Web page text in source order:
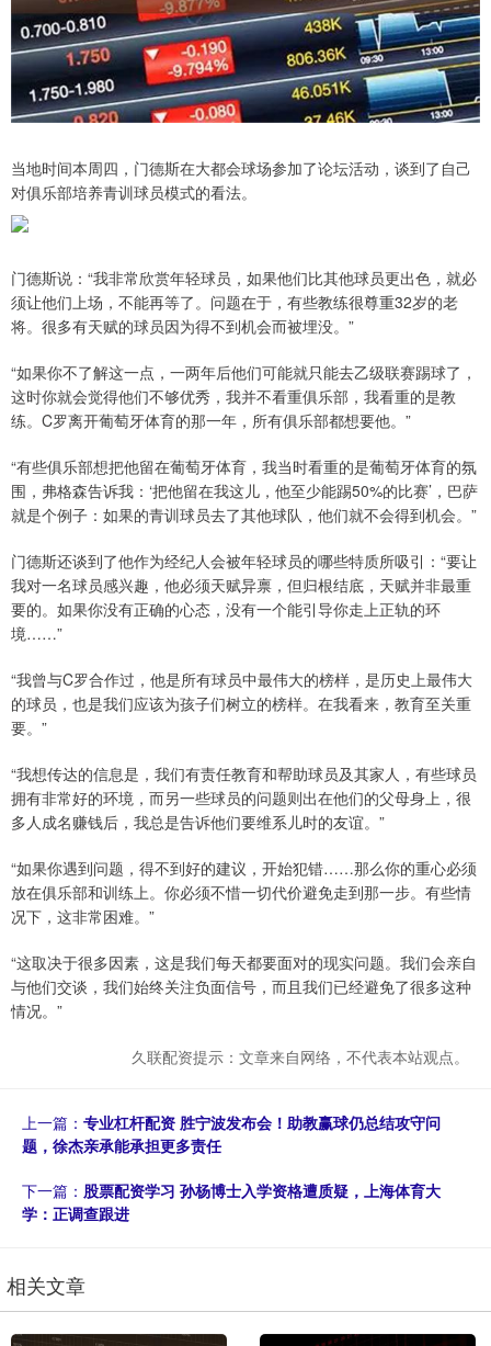
当地时间本周四，门德斯在大都会球场参加了论坛活动，谈到了自己
对俱乐部培养青训球员模式的看法。
门德斯说：“我非常欣赏年轻球员，如果他们比其他球员更出色，就必
须让他们上场，不能再等了。问题在于，有些教练很尊重32岁的老
将。很多有天赋的球员因为得不到机会而被埋没。”
“如果你不了解这一点，一两年后他们可能就只能去乙级联赛踢球了，
这时你就会觉得他们不够优秀，我并不看重俱乐部，我看重的是教
练。C罗离开葡萄牙体育的那一年，所有俱乐部都想要他。”
“有些俱乐部想把他留在葡萄牙体育，我当时看重的是葡萄牙体育的氛
围，弗格森告诉我：‘把他留在我这儿，他至少能踢50%的比赛’，巴萨
就是个例子：如果的青训球员去了其他球队，他们就不会得到机会。”
门德斯还谈到了他作为经纪人会被年轻球员的哪些特质所吸引：“要让
我对一名球员感兴趣，他必须天赋异禀，但归根结底，天赋并非最重
要的。如果你没有正确的心态，没有一个能引导你走上正轨的环
境……”
“我曾与C罗合作过，他是所有球员中最伟大的榜样，是历史上最伟大
的球员，也是我们应该为孩子们树立的榜样。在我看来，教育至关重
要。”
“我想传达的信息是，我们有责任教育和帮助球员及其家人，有些球员
拥有非常好的环境，而另一些球员的问题则出在他们的父母身上，很
多人成名赚钱后，我总是告诉他们要维系儿时的友谊。”
“如果你遇到问题，得不到好的建议，开始犯错……那么你的重心必须
放在俱乐部和训练上。你必须不惜一切代价避免走到那一步。有些情
况下，这非常困难。”
“这取决于很多因素，这是我们每天都要面对的现实问题。我们会亲自
与他们交谈，我们始终关注负面信号，而且我们已经避免了很多这种
情况。”
久联配资提示：文章来自网络，不代表本站观点。
上一篇： 专业杠杆配资 胜宁波发布会！助教赢球仍总结攻守问
题，徐杰亲承能承担更多责任
下一篇： 股票配资学习 孙杨博士入学资格遭质疑，上海体育大
学：正调查跟进
相关文章